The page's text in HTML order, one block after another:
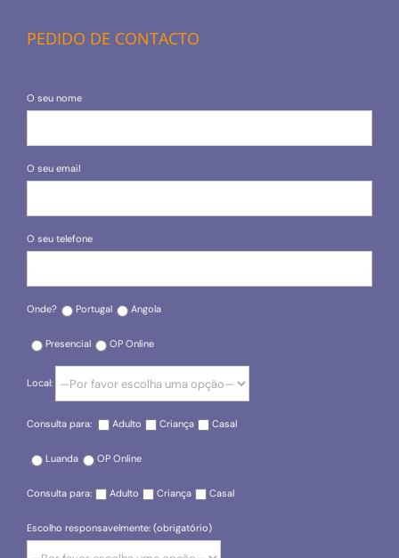
PEDIDO DE CONTACTO
O seu nome
O seu email
O seu telefone
Onde? Portugal Angola
Presencial OP Online
Local:
Consulta para: Adulto Criança Casal
Luanda OP Online
Consulta para: Adulto Criança Casal
Escolho responsavelmente: (obrigatório)